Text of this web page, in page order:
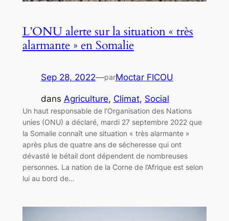
L’ONU alerte sur la situation « très
alarmante » en Somalie
Sep 28, 2022—parMoctar FICOU
dans Agriculture, Climat, Social
Un haut responsable de l’Organisation des Nations
unies (ONU) a déclaré, mardi 27 septembre 2022 que
la Somalie connaît une situation « très alarmante »
après plus de quatre ans de sécheresse qui ont
dévasté le bétail dont dépendent de nombreuses
personnes. La nation de la Corne de l’Afrique est selon
lui au bord de…